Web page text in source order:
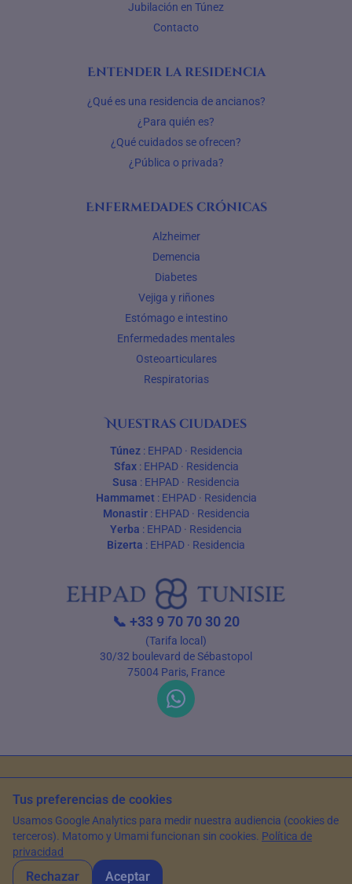
Jubilación en Túnez
Contacto
Entender la residencia
¿Qué es una residencia de ancianos?
¿Para quién es?
¿Qué cuidados se ofrecen?
¿Pública o privada?
Enfermedades crónicas
Alzheimer
Demencia
Diabetes
Vejiga y riñones
Estómago e intestino
Enfermedades mentales
Osteoarticulares
Respiratorias
Nuestras ciudades
Túnez: EHPAD· Residencia
Sfax: EHPAD· Residencia
Susa : EHPAD · Residencia
Hammamet: EHPAD· Residencia
Monastir: EHPAD· Residencia
Yerba : EHPAD · Residencia
Bizerta : EHPAD · Residencia
📞 +33 9 70 70 30 20
(Tarifa local)
30/32 boulevard de Sébastopol
75004 Paris, France
© 2026 EHPAD Tunisie — Todos los derechos reservados
Artículo escrito por Farès Bouslama, Presidente de SILVER RESORTS—
Actualizado el13 de junio de 2026
Tus preferencias de cookies
Usamos Google Analytics para medir nuestra audiencia (cookies de
terceros). Matomo y Umami funcionan sin cookies. Política de
privacidad
Rechazar Aceptar